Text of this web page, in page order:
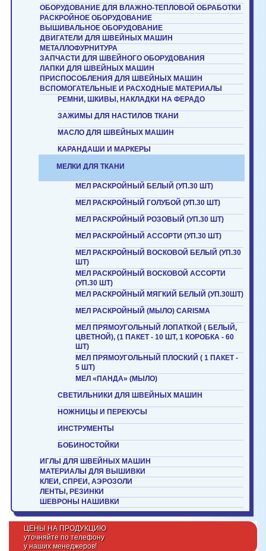
ОБОРУДОВАНИЕ ДЛЯ ВЛАЖНО-ТЕПЛОВОЙ ОБРАБОТКИ
РАСКРОЙНОЕ ОБОРУДОВАНИЕ
ВЫШИВАЛЬНОЕ ОБОРУДОВАНИЕ
ДВИГАТЕЛИ ДЛЯ ШВЕЙНЫХ МАШИН
МЕТАЛЛОФУРНИТУРА
ЗАПЧАСТИ ДЛЯ ШВЕЙНОГО ОБОРУДОВАНИЯ
ЛАПКИ ДЛЯ ШВЕЙНЫХ МАШИН
ПРИСПОСОБЛЕНИЯ ДЛЯ ШВЕЙНЫХ МАШИН
ВСПОМОГАТЕЛЬНЫЕ И РАСХОДНЫЕ МАТЕРИАЛЫ
РЕМНИ, ШКИВЫ, НАКЛАДКИ НА ФЕРАДО
ЗАЖИМЫ ДЛЯ НАСТИЛОВ ТКАНИ
МАСЛО ДЛЯ ШВЕЙНЫХ МАШИН
КАРАНДАШИ И МАРКЕРЫ
МЕЛКИ ДЛЯ ТКАНИ
МЕЛ РАСКРОЙНЫЙ БЕЛЫЙ (УП.30 ШТ)
МЕЛ РАСКРОЙНЫЙ ГОЛУБОЙ (УП.30 ШТ)
МЕЛ РАСКРОЙНЫЙ РОЗОВЫЙ (УП.30 ШТ)
МЕЛ РАСКРОЙНЫЙ АССОРТИ (УП.30 ШТ)
МЕЛ РАСКРОЙНЫЙ ВОСКОВОЙ БЕЛЫЙ (УП.30
ШТ)
МЕЛ РАСКРОЙНЫЙ ВОСКОВОЙ АССОРТИ
(УП.30 ШТ)
МЕЛ РАСКРОЙНЫЙ МЯГКИЙ БЕЛЫЙ (УП.30ШТ)
МЕЛ РАСКРОЙНЫЙ (МЫЛО) CARISMA
МЕЛ ПРЯМОУГОЛЬНЫЙ ЛОПАТКОЙ ( БЕЛЫЙ,
ЦВЕТНОЙ), (1 ПАКЕТ - 10 ШТ, 1 КОРОБКА - 60
ШТ)
МЕЛ ПРЯМОУГОЛЬНЫЙ ПЛОСКИЙ ( 1 ПАКЕТ -
5 ШТ)
МЕЛ «ПАНДА» (МЫЛО)
СВЕТИЛЬНИКИ ДЛЯ ШВЕЙНЫХ МАШИН
НОЖНИЦЫ И ПЕРЕКУСЫ
ИНСТРУМЕНТЫ
БОБИНОСТОЙКИ
ИГЛЫ ДЛЯ ШВЕЙНЫХ МАШИН
МАТЕРИАЛЫ ДЛЯ ВЫШИВКИ
КЛЕИ, СПРЕИ, АЭРОЗОЛИ
ЛЕНТЫ, РЕЗИНКИ
ШЕВРОНЫ НАШИВКИ
ЦЕНЫ НА ПРОДУКЦИЮ
уточняйте по телефону
у наших менеджеров!